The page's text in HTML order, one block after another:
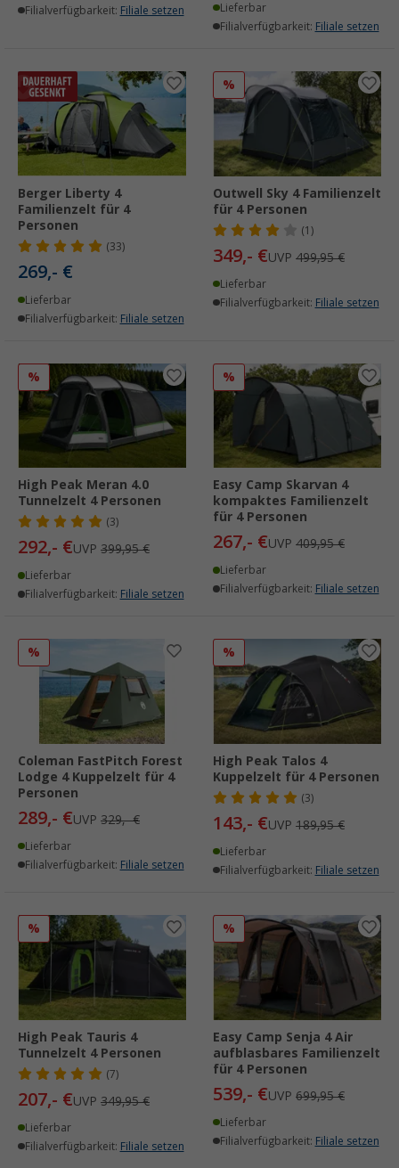
Filialverfügbarkeit: Filiale setzen
Lieferbar
Filialverfügbarkeit: Filiale setzen
Berger Liberty 4
Familienzelt für 4
Personen
(33)
269,- €
Lieferbar
Filialverfügbarkeit: Filiale setzen
%
Outwell Sky 4 Familienzelt
für 4 Personen
(1)
349,- €UVP 499,95 €
Lieferbar
Filialverfügbarkeit: Filiale setzen
%
High Peak Meran 4.0
Tunnelzelt 4 Personen
(3)
292,- €UVP 399,95 €
Lieferbar
Filialverfügbarkeit: Filiale setzen
%
Easy Camp Skarvan 4
kompaktes Familienzelt
für 4 Personen
267,- €UVP 409,95 €
Lieferbar
Filialverfügbarkeit: Filiale setzen
%
Coleman FastPitch Forest
Lodge 4 Kuppelzelt für 4
Personen
289,- €UVP 329,- €
Lieferbar
Filialverfügbarkeit: Filiale setzen
%
High Peak Talos 4
Kuppelzelt für 4 Personen
(3)
143,- €UVP 189,95 €
Lieferbar
Filialverfügbarkeit: Filiale setzen
%
High Peak Tauris 4
Tunnelzelt 4 Personen
(7)
207,- €UVP 349,95 €
Lieferbar
Filialverfügbarkeit: Filiale setzen
%
Easy Camp Senja 4 Air
aufblasbares Familienzelt
für 4 Personen
539,- €UVP 699,95 €
Lieferbar
Filialverfügbarkeit: Filiale setzen